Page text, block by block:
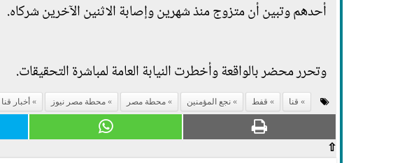
أحدهم وتبين أن متزوج منذ شهرين وإصابة الاثنين الآخرين شركاه.
وتحرر محضر بالواقعة وأخطرت النيابة العامة لمباشرة التحقيقات.
قنا قفط نجع المؤمنين محطة مصر محطة مصر نيوز أخبار قنا
⇧